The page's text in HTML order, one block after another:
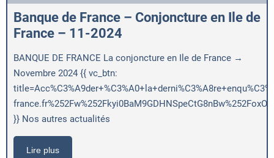
Banque de France – Conjoncture en Ile de
France – 11-2024
BANQUE DE FRANCE La conjoncture en Ile de France →
Novembre 2024 {{ vc_btn:
}} Nos autres actualités
Lire plus